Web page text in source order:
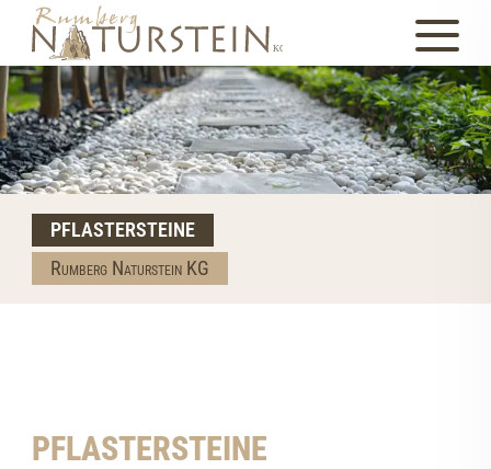
PFLASTERSTEINE
Rumberg Naturstein KG
PFLASTERSTEINE